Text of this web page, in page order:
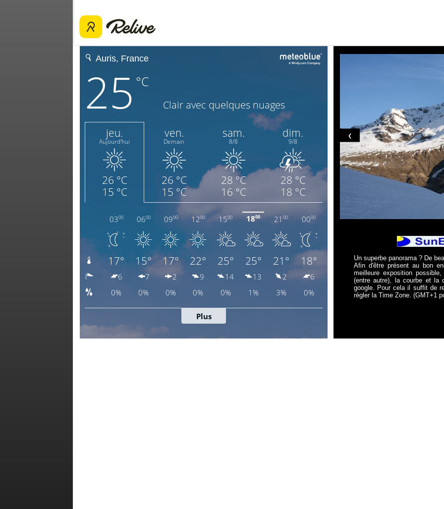
❮
Un superbe panorama ? De
Afin d'être présent au bon
meilleure exposition
(entre autre), la courbe et la
google. Pour cela il suffit de
régler la Time Zone. (GMT+1